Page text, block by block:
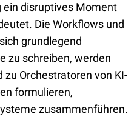
ein disruptives Moment
Die Workflows und
grundlegend
zu schreiben, werden
Orchestratoren von KI-
formulieren,
zusammenführen.